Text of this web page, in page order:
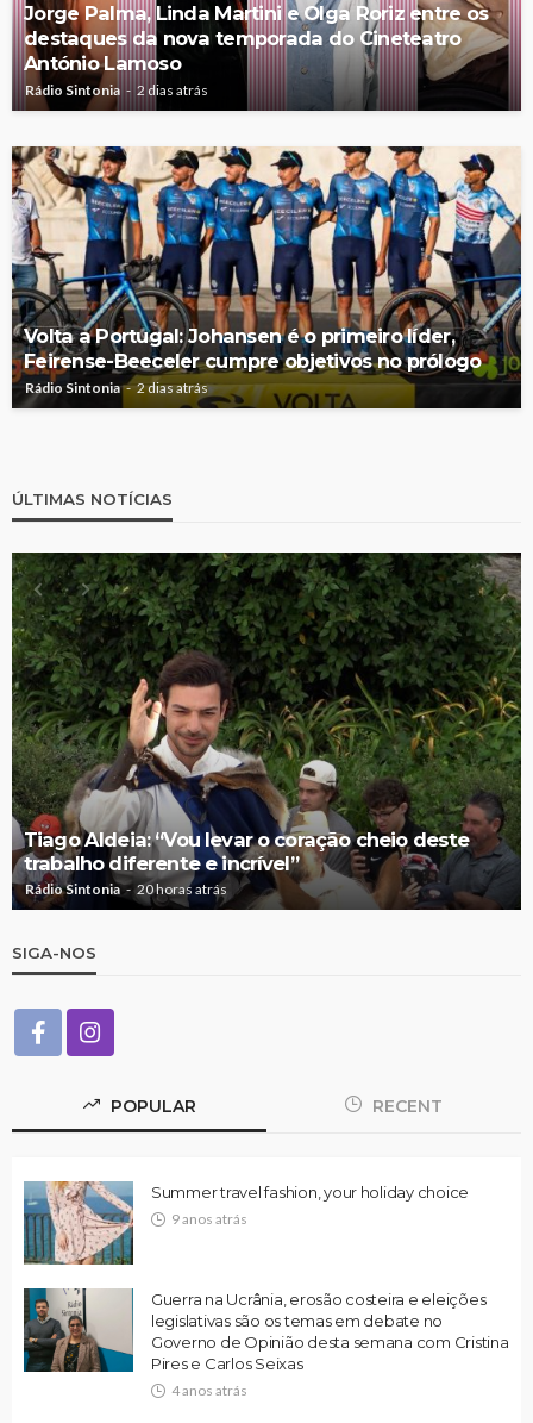
Jorge Palma, Linda Martini e Olga Roriz entre os
destaques da nova temporada do Cineteatro
António Lamoso
Rádio Sintonia 2 dias atrás
Volta a Portugal: Johansen é o primeiro líder,
Feirense-Beeceler cumpre objetivos no prólogo
Rádio Sintonia 2 dias atrás
ÚLTIMAS NOTÍCIAS
Tiago Aldeia: “Vou levar o coração cheio deste
trabalho diferente e incrível”
Rádio Sintonia 20 horas atrás
SIGA-NOS
POPULAR RECENT
Summer travel fashion, your holiday choice
9 anos atrás
Guerra na Ucrânia, erosão costeira e eleições
legislativas são os temas em debate no
Governo de Opinião desta semana com Cristina
Pires e Carlos Seixas
4 anos atrás